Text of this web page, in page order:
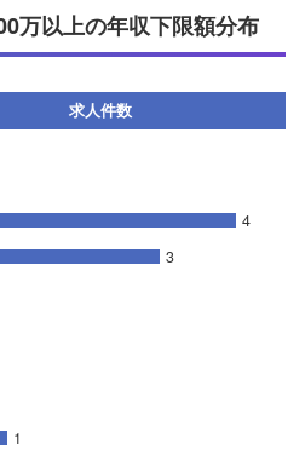
万以上の年収下限額分布
求人件数
4
3
1